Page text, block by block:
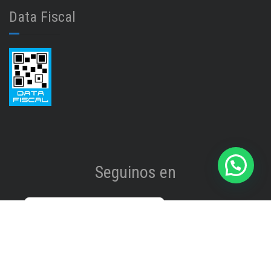
Data Fiscal
Seguinos en